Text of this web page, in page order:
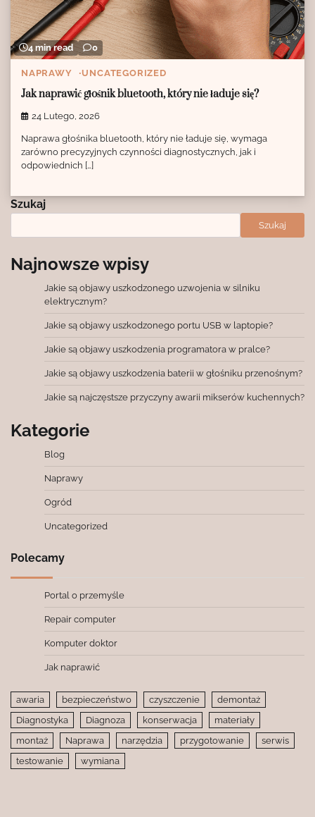
4 min read 0
NAPRAWY UNCATEGORIZED
Jak naprawić głośnik bluetooth, który nie ładuje się?
24 Lutego, 2026
Naprawa głośnika bluetooth, który nie ładuje się, wymaga
zarówno precyzyjnych czynności diagnostycznych, jak i
odpowiednich […]
Szukaj
Szukaj
Najnowsze wpisy
Jakie są objawy uszkodzonego uzwojenia w silniku
elektrycznym?
Jakie są objawy uszkodzonego portu USB w laptopie?
Jakie są objawy uszkodzenia programatora w pralce?
Jakie są objawy uszkodzenia baterii w głośniku przenośnym?
Jakie są najczęstsze przyczyny awarii mikserów kuchennych?
Kategorie
Blog
Naprawy
Ogród
Uncategorized
Polecamy
Portal o przemyśle
Repair computer
Komputer doktor
Jak naprawić
awaria bezpieczeństwo czyszczenie
demontaż
Diagnostyka
Diagnoza konserwacja
materiały
montaż
Naprawa narzędzia przygotowanie
serwis
testowanie
wymiana